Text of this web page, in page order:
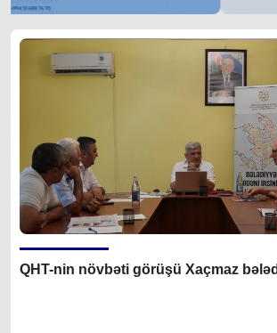
QHT-nin növbəti görüşü Xaçmaz